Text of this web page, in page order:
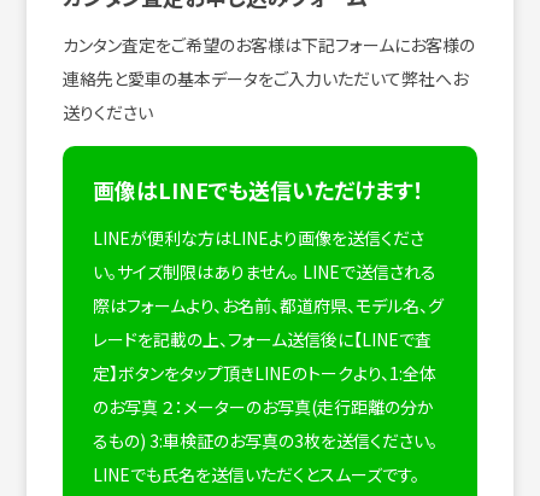
カンタン査定をご希望のお客様は下記フォームにお客様の
連絡先と愛車の基本データをご入力いただいて弊社へお
送りください
画像はLINEでも送信いただけます！
LINEが便利な方はLINEより画像を送信くださ
い。サイズ制限はありません。 LINEで送信される
際はフォームより、お名前、都道府県、モデル名、グ
レードを記載の上、フォーム送信後に【LINEで査
定】ボタンをタップ頂きLINEのトークより、1:全体
のお写真 ２：メーターのお写真(走行距離の分か
るもの) 3:車検証のお写真の3枚を送信ください。
LINEでも氏名を送信いただくとスムーズです。